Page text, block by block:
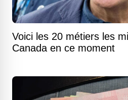
Voici les 20 métiers les
Canada en ce moment